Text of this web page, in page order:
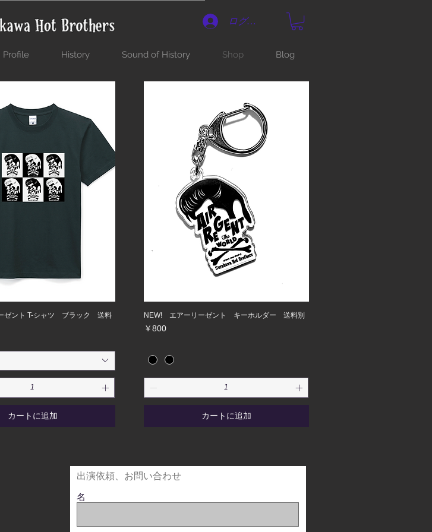
ログイン
Profile History Sound of History Shop Blog
ゼント T-シャツ ブラック 送料
カートに追加
NEW! エアーリーゼント キーホルダー 送料別
価格
￥800
カートに追加
出演依頼、お問い合わせ
名